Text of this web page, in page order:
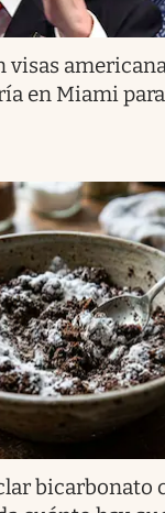
visas
en Miami
bicarbonato